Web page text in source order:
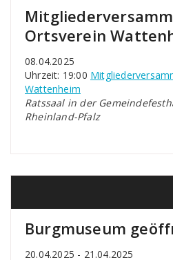
Ortsverein
08.04.2025
Uhrzeit: 19:00
Wattenheim
Ratssaal in der
Rheinland-Pfalz
Burgmuseum
20.04.2025 - 21.04.2025